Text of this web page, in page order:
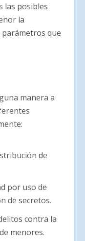
las posibles
la
parámetros que
manera a
de
por uso de
de secretos.
contra la
menores.